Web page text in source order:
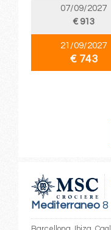
07/09/2027
€ 913
21/09/2027
€ 743
Mediterraneo8